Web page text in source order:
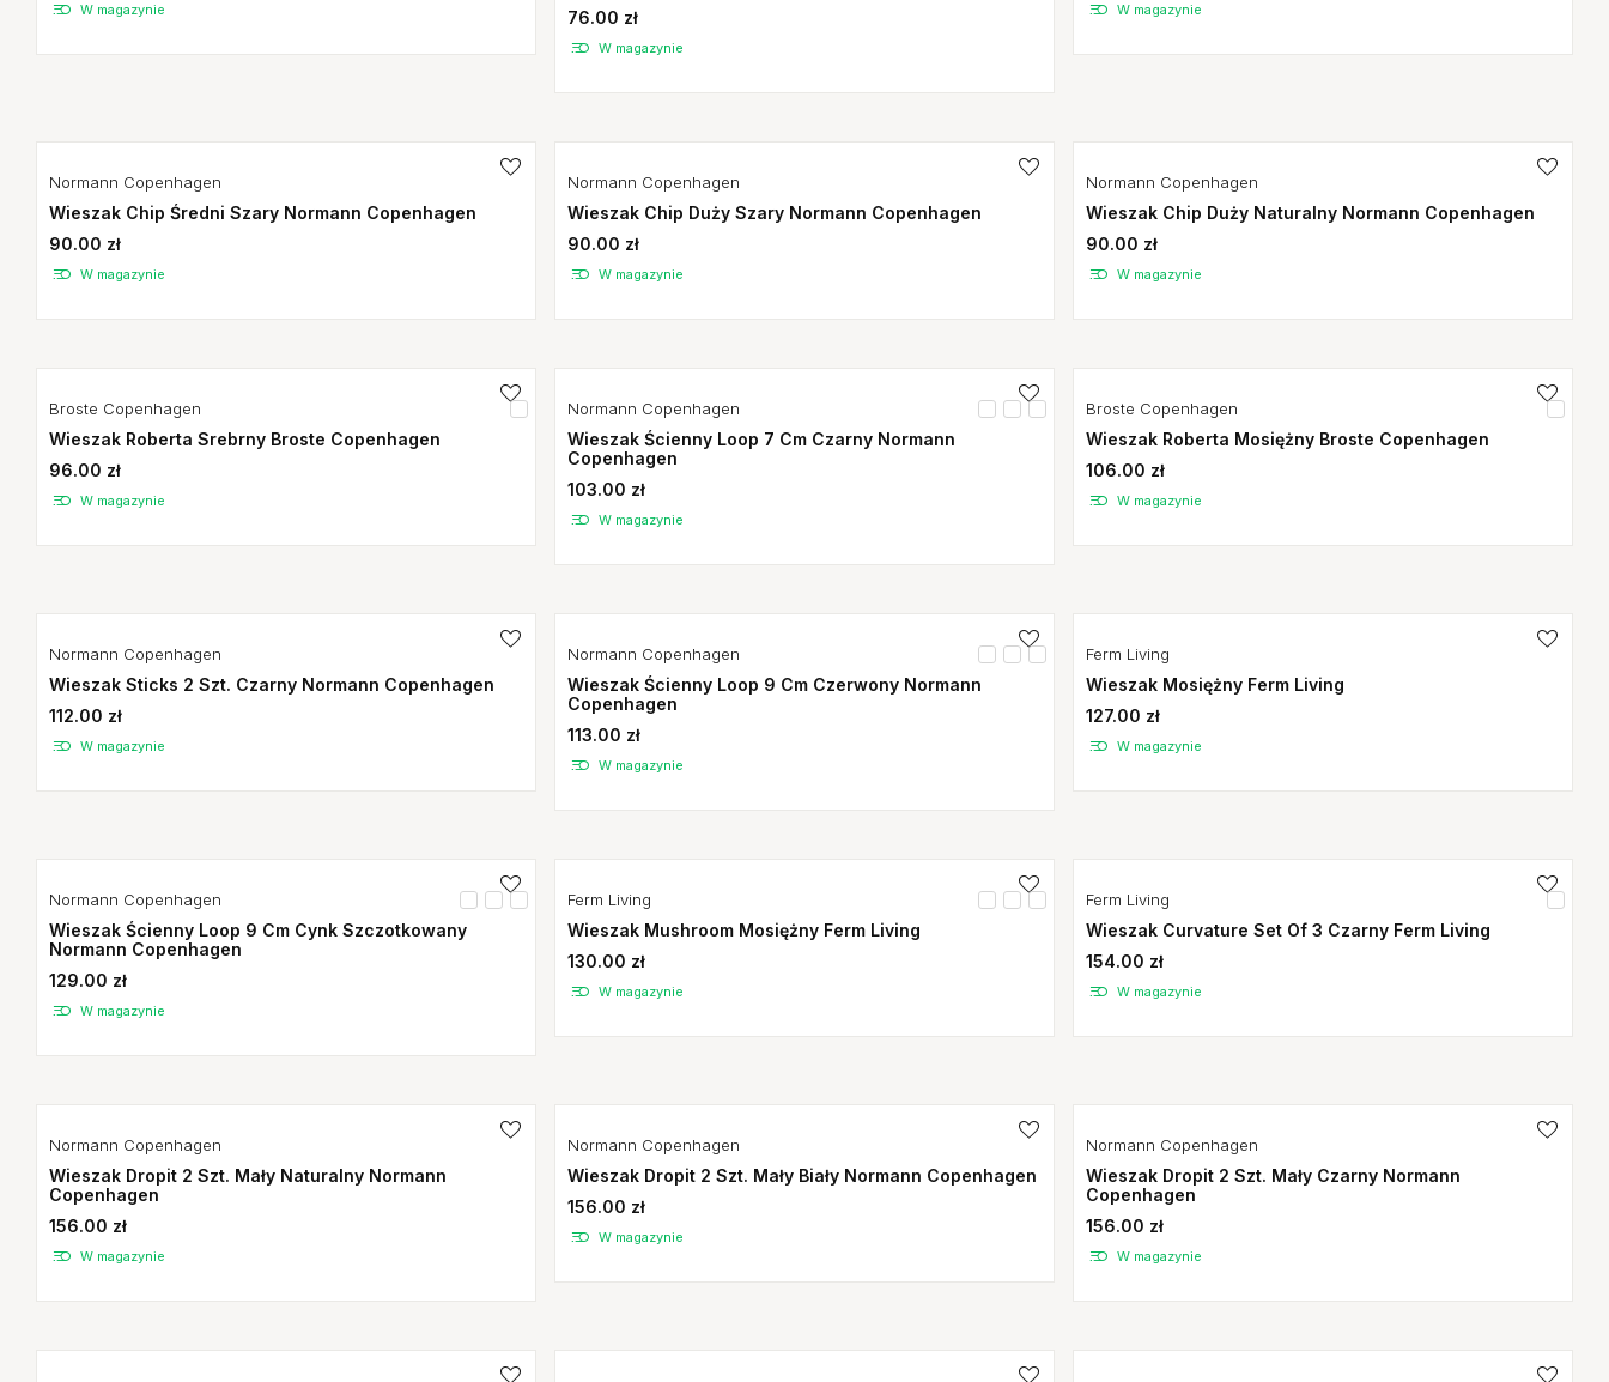
W magazynie
76.00 zł
W magazynie
W magazynie
Normann Copenhagen
Wieszak Chip Średni Szary Normann Copenhagen
90.00 zł
W magazynie
Normann Copenhagen
Wieszak Chip Duży Szary Normann Copenhagen
90.00 zł
W magazynie
Normann Copenhagen
Wieszak Chip Duży Naturalny Normann Copenhagen
90.00 zł
W magazynie
Broste Copenhagen
Wieszak Roberta Srebrny Broste Copenhagen
96.00 zł
W magazynie
Normann Copenhagen
Wieszak Ścienny Loop 7 Cm Czarny Normann
Copenhagen
103.00 zł
W magazynie
Broste Copenhagen
Wieszak Roberta Mosiężny Broste Copenhagen
106.00 zł
W magazynie
Normann Copenhagen
Wieszak Sticks 2 Szt. Czarny Normann Copenhagen
112.00 zł
W magazynie
Normann Copenhagen
Wieszak Ścienny Loop 9 Cm Czerwony Normann
Copenhagen
113.00 zł
W magazynie
Ferm Living
Wieszak Mosiężny Ferm Living
127.00 zł
W magazynie
Normann Copenhagen
Wieszak Ścienny Loop 9 Cm Cynk Szczotkowany
Normann Copenhagen
129.00 zł
W magazynie
Ferm Living
Wieszak Mushroom Mosiężny Ferm Living
130.00 zł
W magazynie
Ferm Living
Wieszak Curvature Set Of 3 Czarny Ferm Living
154.00 zł
W magazynie
Normann Copenhagen
Wieszak Dropit 2 Szt. Mały Naturalny Normann
Copenhagen
156.00 zł
W magazynie
Normann Copenhagen
Wieszak Dropit 2 Szt. Mały Biały Normann Copenhagen
156.00 zł
W magazynie
Normann Copenhagen
Wieszak Dropit 2 Szt. Mały Czarny Normann
Copenhagen
156.00 zł
W magazynie